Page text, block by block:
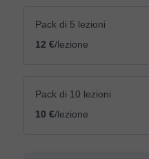
Pack di 5 lezioni
12 €/lezione
Pack di 10 lezioni
10 €/lezione